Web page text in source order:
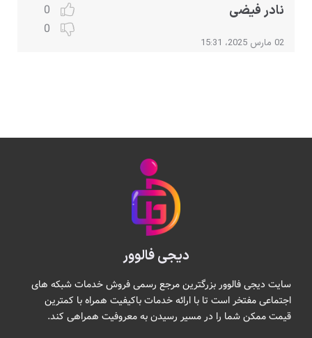
0
0
نادر فیضی
02 مارس 2025، 15:31
دیجی فالوور
سایت دیجی فالوور بزرگترین مرجع رسمی فروش خدمات شبکه های
اجتماعی مفتخر است تا با ارائه خدمات باکیفیت همراه با کمترین
قیمت ممکن شما را در مسیر رسیدن به معروفیت همراهی کند.